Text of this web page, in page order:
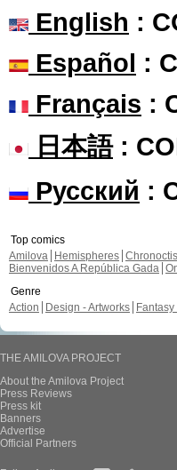
English :
Español :
Français :
日本語:
Русский :
Top comics
Amilova
Hemispheres
Bienvenidos A República Gada
Genre
Action
Design - Artworks Fantasy
THE AMILOVA PROJECT
About the Amilova Project
Press Reviews
Press kit
Banners
Advertise
Official Partners